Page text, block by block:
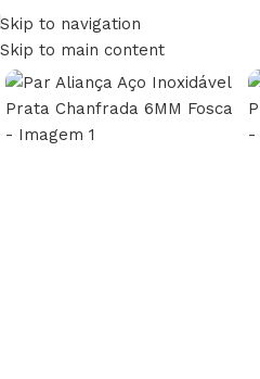
Skip to navigation
Skip to main content